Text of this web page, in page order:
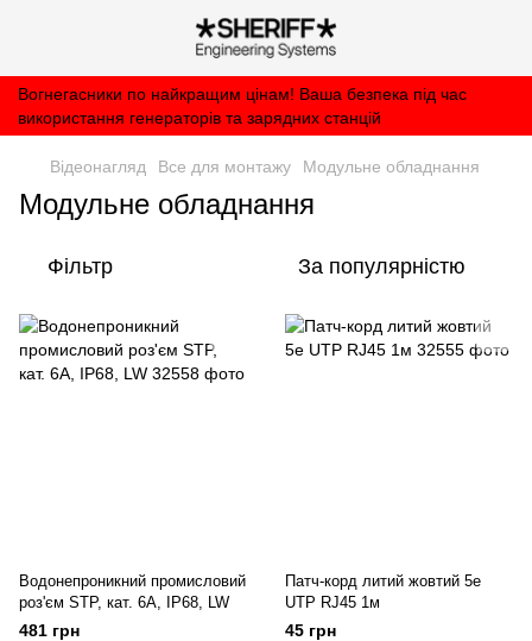
Вогнегасники по найкращим цінам! Ваша безпека під час
використання генераторів та зарядних станцій
Відеонагляд Все для монтажу Модульне обладнання
Модульне обладнання
Фільтр За популярністю
Водонепроникний промисловий
роз'єм STP, кат. 6А, IP68, LW
481 грн
Патч-корд литий жовтий 5е
UTP RJ45 1м
45 грн